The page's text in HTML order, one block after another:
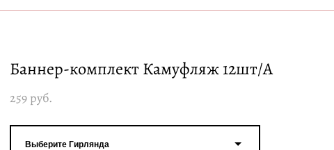
Баннер-комплект Камуфляж 12шт/А
259 pуб.
Выберите Гирлянда